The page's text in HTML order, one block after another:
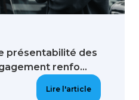
présentabilité des
renfo...
Lire l'article